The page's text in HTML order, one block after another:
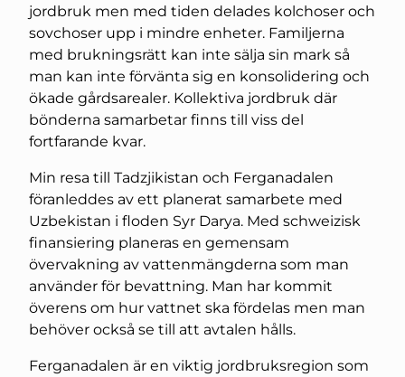
jordbruk men med tiden delades kolchoser och
sovchoser upp i mindre enheter. Familjerna
med brukningsrätt kan inte sälja sin mark så
man kan inte förvänta sig en konsolidering och
ökade gårdsarealer. Kollektiva jordbruk där
bönderna samarbetar finns till viss del
fortfarande kvar.
Min resa till Tadzjikistan och Ferganadalen
föranleddes av ett planerat samarbete med
Uzbekistan i floden Syr Darya. Med schweizisk
finansiering planeras en gemensam
övervakning av vattenmängderna som man
använder för bevattning. Man har kommit
överens om hur vattnet ska fördelas men man
behöver också se till att avtalen hålls.
Ferganadalen är en viktig jordbruksregion som